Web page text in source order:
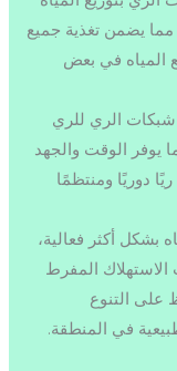
يضمن تغذية جميع
المياه في بعض
الري للري
يوفر الوقت والجهد
دوريًا ومنتظمًا
بشكل أكثر فعالية،
المفرط
على التنوع
في المنطقة.